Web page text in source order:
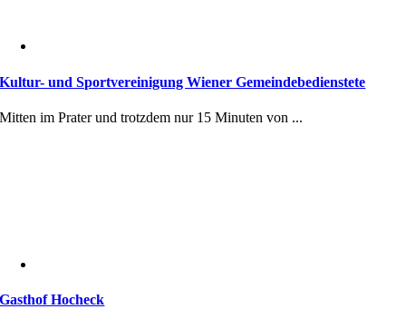
Kultur- und Sportvereinigung Wiener Gemeindebedienstete
Mitten im Prater und trotzdem nur 15 Minuten von ...
Gasthof Hocheck